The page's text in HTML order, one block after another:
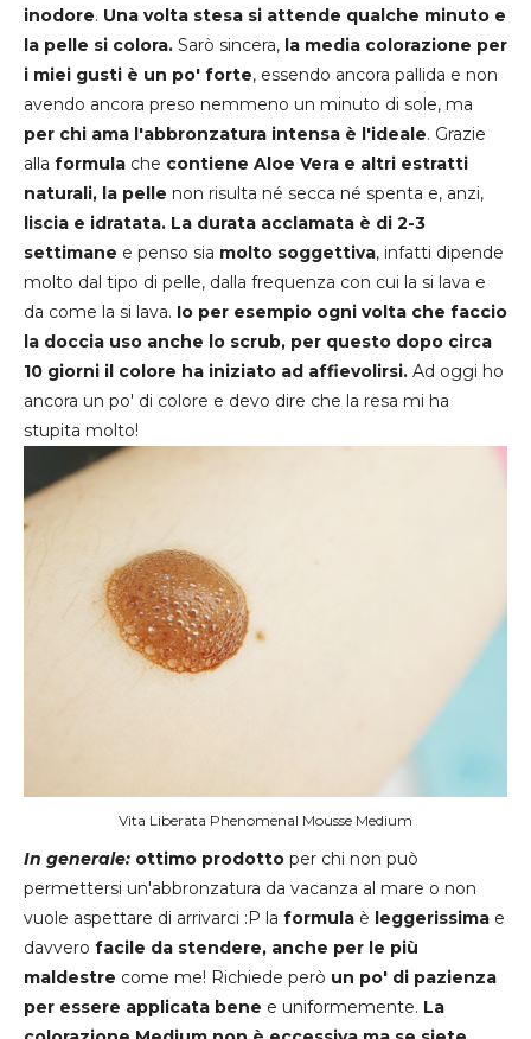
inodore. Una volta stesa si attende qualche minuto e
la pelle si colora. Sarò sincera, la media colorazione per
i miei gusti è un po' forte, essendo ancora pallida e non
avendo ancora preso nemmeno un minuto di sole, ma
per chi ama l'abbronzatura intensa è l'ideale. Grazie
alla formula che contiene Aloe Vera e altri estratti
naturali, la pelle non risulta né secca né spenta e, anzi,
liscia e idratata. La durata acclamata è di 2-3
settimane e penso sia molto soggettiva, infatti dipende
molto dal tipo di pelle, dalla frequenza con cui la si lava e
da come la si lava. Io per esempio ogni volta che faccio
la doccia uso anche lo scrub, per questo dopo circa
10 giorni il colore ha iniziato ad affievolirsi. Ad oggi ho
ancora un po' di colore e devo dire che la resa mi ha
stupita molto!
Vita Liberata Phenomenal Mousse Medium
In generale: ottimo prodotto per chi non può
permettersi un'abbronzatura da vacanza al mare o non
vuole aspettare di arrivarci :P la formula è leggerissima e
davvero facile da stendere, anche per le più
maldestre come me! Richiede però un po' di pazienza
per essere applicata bene e uniformemente. La